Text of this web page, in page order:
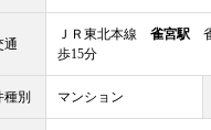
通
ＪＲ東北本線 雀宮駅
歩15分
種別 マンション